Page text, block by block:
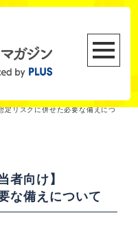
定リスクに併せた必要な備えにつ
者向け】
な備えについて